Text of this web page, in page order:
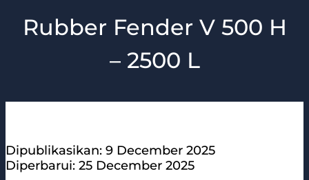
Rubber Fender V 500 H
– 2500 L
Dipublikasikan: 9 December 2025
Diperbarui: 25 December 2025